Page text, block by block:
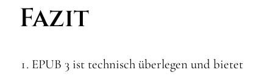
Fazit
EPUB 3 ist technisch überlegen und bietet